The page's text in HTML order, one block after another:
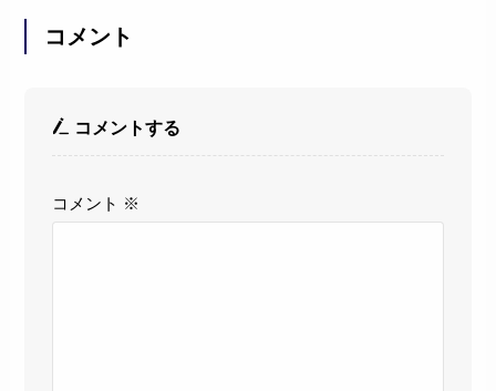
コメント
コメントする
コメント ※